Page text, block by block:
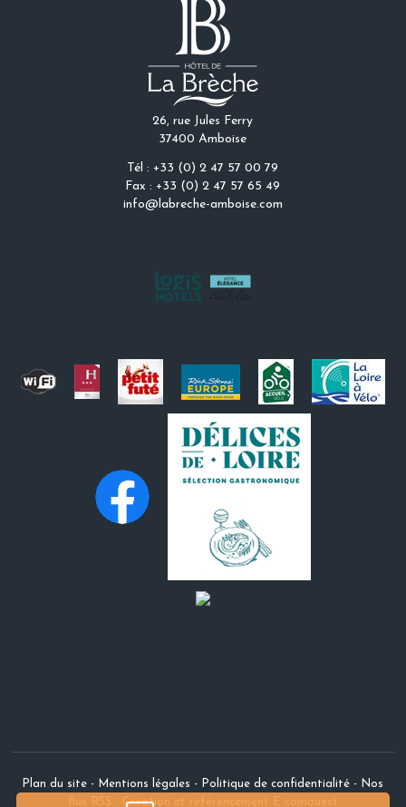
26, rue Jules Ferry
37400 Amboise
Tél : +33 (0) 2 47 57 00 79
Fax : +33 (0) 2 47 57 65 49
info@labreche-amboise.com
Plan du site - Mentions légales - Politique de confidentialité - Nos
Création et référencement E-comouest